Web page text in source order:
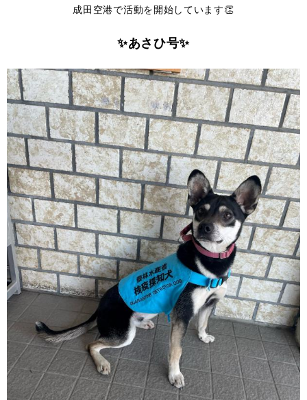
成田空港で活動を開始しています👏
✨あさひ号✨